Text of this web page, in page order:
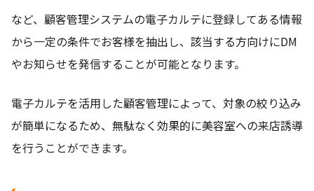
など、顧客管理システムの電子カルテに登録してある情報
から一定の条件でお客様を抽出し、該当する方向けにDM
やお知らせを発信することが可能となります。
電子カルテを活用した顧客管理によって、対象の絞り込み
が簡単になるため、無駄なく効果的に美容室への来店誘導
を行うことができます。